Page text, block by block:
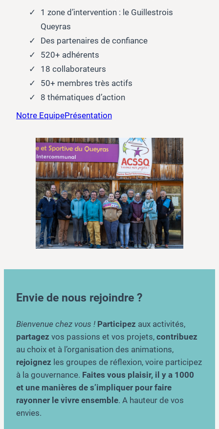
1 zone d’intervention : le Guillestrois
Queyras
Des partenaires de confiance
520+ adhérents
18 collaborateurs
50+ membres très actifs
8 thématiques d’action
Notre EquipePrésentation
Envie de nous rejoindre ?
Bienvenue chez vous ! Participez aux activités,
partagez vos passions et vos projets, contribuez
au choix et à l’organisation des animations,
rejoignez les groupes de réflexion, voire participez
à la gouvernance. Faites vous plaisir, il y a 1000
et une manières de s’impliquer pour faire
rayonner le vivre ensemble. A hauteur de vos
envies.